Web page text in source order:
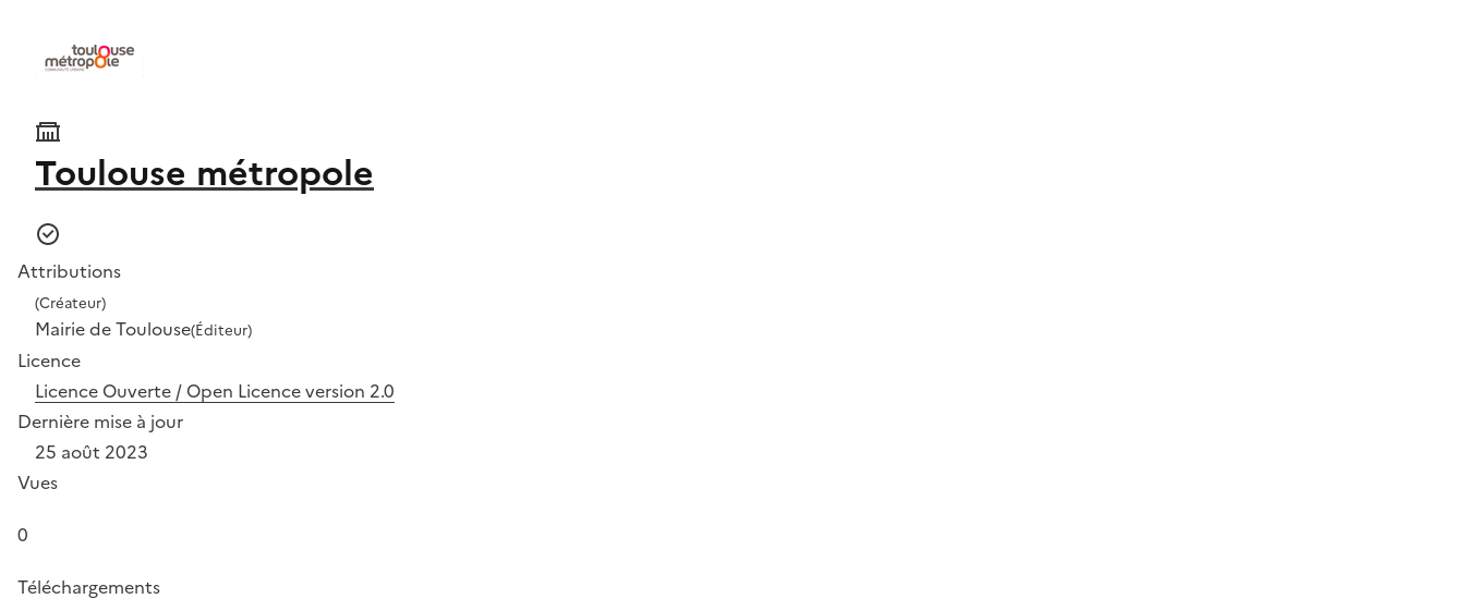
Toulouse métropole
Attributions
(Créateur)
Mairie de Toulouse(Éditeur)
Licence
Licence Ouverte / Open Licence version 2.0
Dernière mise à jour
25 août 2023
Vues
0
Téléchargements